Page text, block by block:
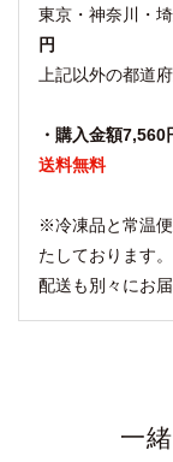
東京・神奈川・
円
上記以外の都道
・購入金額
送料無料
※冷凍品と常温
たしております。
配送も別々にお
一